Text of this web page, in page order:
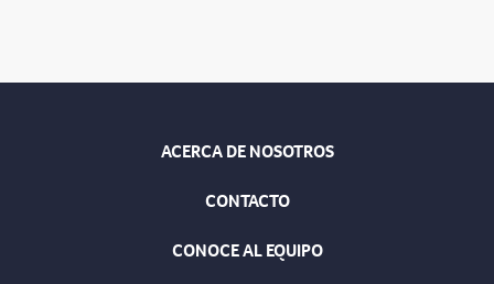
ACERCA DE NOSOTROS
CONTACTO
CONOCE AL EQUIPO